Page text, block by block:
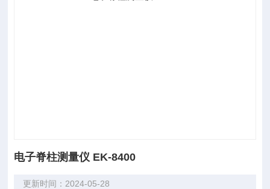
电子脊柱测量仪 EK-8400
更新时间：2024-05-28